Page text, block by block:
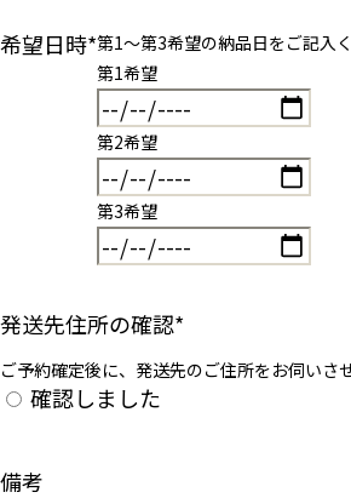
希望日時*第1〜第3希望の納品日をご記入く
第1希望
第2希望
第3希望
発送先住所の確認*
ご予約確定後に、発送先のご住所をお伺いさ
確認しました
備考